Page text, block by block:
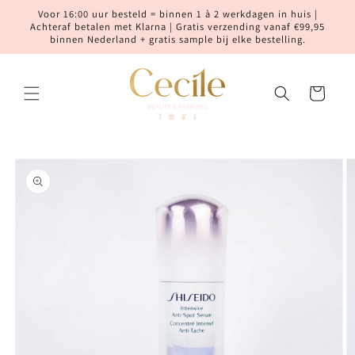
naar de
content
Voor 16:00 uur besteld = binnen 1 à 2 werkdagen in huis |
Achteraf betalen met Klarna | Gratis verzending vanaf €99,95
binnen Nederland + gratis sample bij elke bestelling.
Winkelwagen